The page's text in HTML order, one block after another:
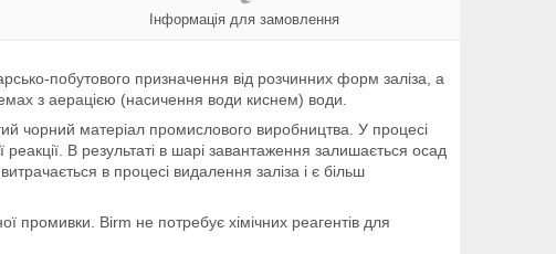
Інформація для замовлення
побутового призначення від розчинних форм заліза, а
з аерацією (насичення води киснем) води.
чорний матеріал промислового виробництва. У процесі
В результаті в шарі завантаження залишається осад
в процесі видалення заліза і є більш
промивки. Birm не потребує хімічних реагентів для